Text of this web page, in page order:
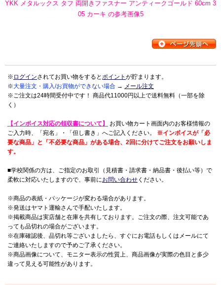
YKK メタルックス タフ 両開きファスナー アンティークゴールド 60cm 3
05 カーキ の参考画像5
※ ログインされてお買い物をするとポイント が貯まります。
※大量注文・購入/お買物ができない場合 → メール注文
※ご注文は24時間受付中です！ 商品代11000円以上で送料無料（一部を除
く）
【インボイス対応の領収書について】
お買い物カート画面内のお客様情報の
ご入力時、「宛名」・「但し書き」へご記入ください。 ※インボイスが「必
要な商品」と「不必要な商品」がある場合、2回に分けてご注文をお願いしま
す。
■学校関係の方は、ご指定のお取引（見積書・請求書・納品書・後払い等）で
柔軟に対応いたしますので、事前にお問い合わせ ください。
※商品の表紙・パッケージが変わる場合があります。
※発送はヤマト運輸さんで手配いたします。
※掲載商品は実店舗と在庫を共有しております。ご注文の際、注文可能であ
っても品切れの場合がございます。
※在庫確認後、品切れ等ございましたら、すぐにお電話もしくはメールにて
ご連絡いたしますので予めご了承ください。
※商品画像について、モニター表示の性質上、商品画像が実際の色目と多少
違って見える可能性があります。